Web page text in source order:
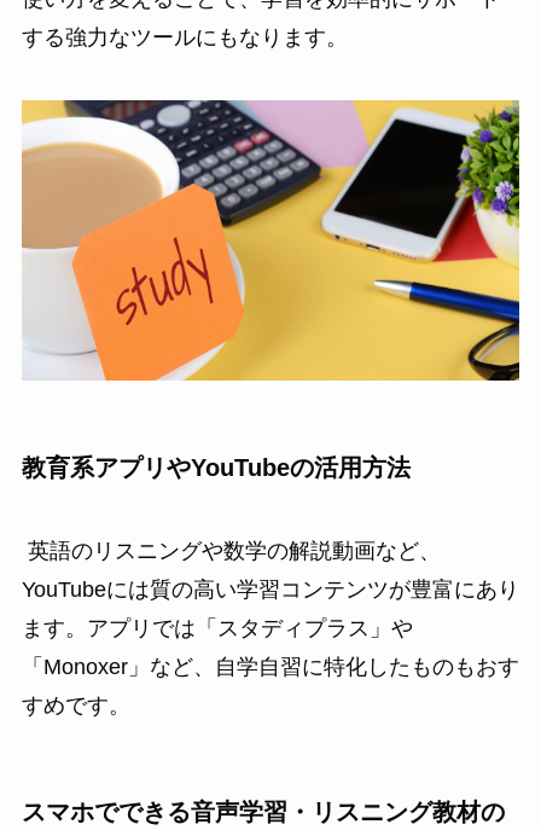
する強力なツールにもなります。
教育系アプリやYouTubeの活用方法
英語のリスニングや数学の解説動画など、
YouTubeには質の高い学習コンテンツが豊富にあり
ます。アプリでは「スタディプラス」や
「Monoxer」など、自学自習に特化したものもおす
すめです。
スマホでできる音声学習・リスニング教材の